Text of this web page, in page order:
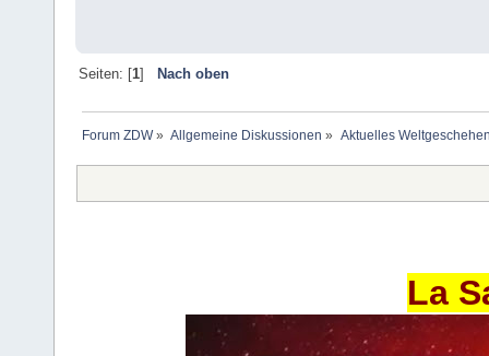
Seiten: [1] Nach oben
Forum ZDW» Allgemeine Diskussionen » Aktuelles
La